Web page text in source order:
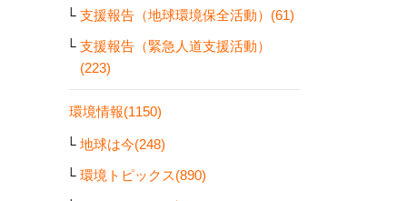
支援報告（地球環境保全活動）(61)
支援報告（緊急人道支援活動）
(223)
環境情報(1150)
地球は今(248)
環境トピックス(890)